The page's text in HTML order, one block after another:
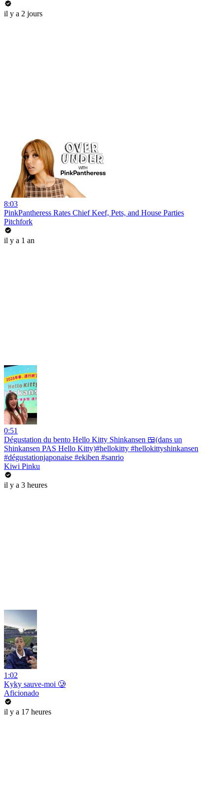
il y a 2 jours
8:03
PinkPantheress Rates Chief Keef, Pets, and House Parties
Pitchfork
il y a 1 an
0:51
Dégustation du bento Hello Kitty Shinkansen 🍱(dans un
Shinkansen PAS Hello Kitty)#hellokitty #hellokittyshinkansen
#dégustationjaponaise #ekiben #sanrio
Kiwi Pinku
il y a 3 heures
1:02
Kyky sauve-moi 🥲
Aficionado
il y a 17 heures